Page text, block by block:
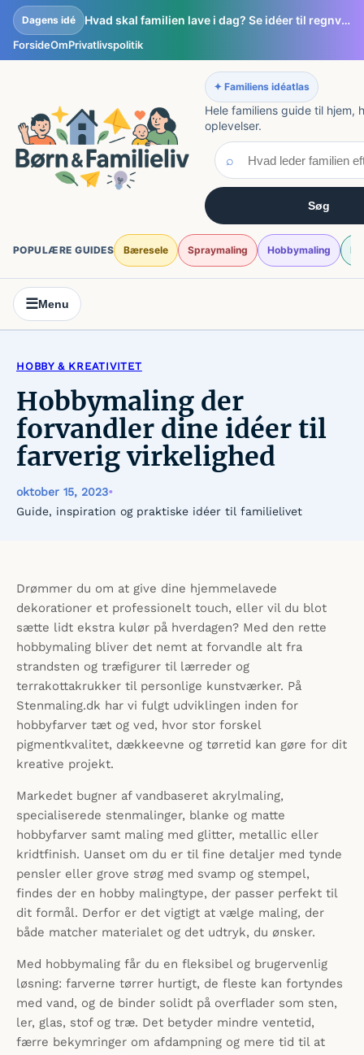
Spring
indhold
Dagens idé Hvad skal familien lave i dag? Se idéer til regnvejrsdage, weekendprojekter og små eventyr
ForsideOmPrivatlivspolitik
✦ Familiens idéatlas
Hele familiens guide til hjem,
oplevelser.
⌕
Søg
POPULÆRE GUIDES Bæresele Spraymaling Hobbymaling
☰Menu
HOBBY & KREATIVITET
Hobbymaling der
forvandler dine idéer til
farverig virkelighed
oktober 15, 2023•
Guide, inspiration og praktiske idéer til familielivet
Drømmer du om at give dine hjemmelavede
dekorationer et professionelt touch, eller vil du blot
sætte lidt ekstra kulør på hverdagen? Med den rette
hobbymaling bliver det nemt at forvandle alt fra
strandsten og træfigurer til lærreder og
terrakottakrukker til personlige kunstværker. På
Stenmaling.dk har vi fulgt udviklingen inden for
hobbyfarver tæt og ved, hvor stor forskel
pigmentkvalitet, dækkeevne og tørretid kan gøre for dit
kreative projekt.
Markedet bugner af vandbaseret akrylmaling,
specialiserede stenmalinger, blanke og matte
hobbyfarver samt maling med glitter, metallic eller
kridtfinish. Uanset om du er til fine detaljer med tynde
pensler eller grove strøg med svamp og stempel,
findes der en hobby malingtype, der passer perfekt til
dit formål. Derfor er det vigtigt at vælge maling, der
både matcher materialet og det udtryk, du ønsker.
Med hobbymaling får du en fleksibel og brugervenlig
løsning: farverne tørrer hurtigt, de fleste kan fortyndes
med vand, og de binder solidt på overflader som sten,
ler, glas, stof og træ. Det betyder mindre ventetid,
færre bekymringer om afdampning og mere tid til at